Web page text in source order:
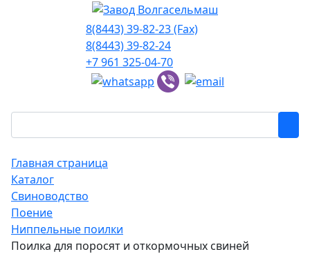
8(8443) 39-82-23 (Fax)
8(8443) 39-82-24
+7 961 325-04-70
Главная страница
Каталог
Свиноводство
Поение
Ниппельные поилки
Поилка для поросят и откормочных свиней